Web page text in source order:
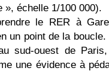
», échelle 1/100 000).
le RER à
un point de la
sud-ouest de
une évidence à